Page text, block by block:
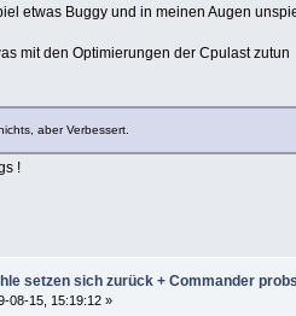
etwas Buggy und in meinen Augen
mit den Optimierungen der Cpulast zutun
aber Verbessert.
!
setzen sich zurück + Commander
08-15, 15:19:12 »